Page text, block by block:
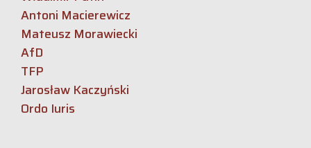
Antoni Macierewicz
Mateusz Morawiecki
AfD
TFP
Jarosław Kaczyński
Ordo Iuris